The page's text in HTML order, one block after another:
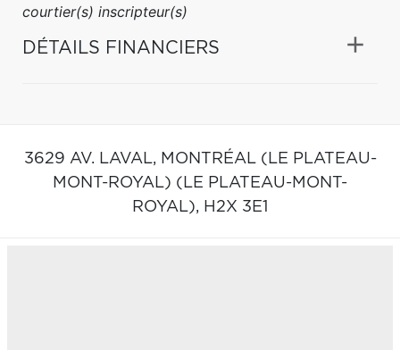
courtier(s) inscripteur(s)
DÉTAILS FINANCIERS
3629 AV. LAVAL, MONTRÉAL (LE PLATEAU-
MONT-ROYAL) (LE PLATEAU-MONT-
ROYAL), H2X 3E1